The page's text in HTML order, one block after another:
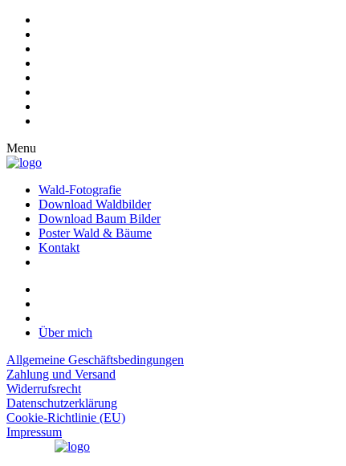
Menu
Wald-Fotografie
Download Waldbilder
Download Baum Bilder
Poster Wald & Bäume
Kontakt
Über mich
Allgemeine Geschäftsbedingungen
Zahlung und Versand
Widerrufsrecht
Datenschutzerklärung
Cookie-Richtlinie (EU)
Impressum